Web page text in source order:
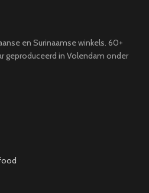
en Surinaamse winkels. 60+
geproduceerd in Volendam onder